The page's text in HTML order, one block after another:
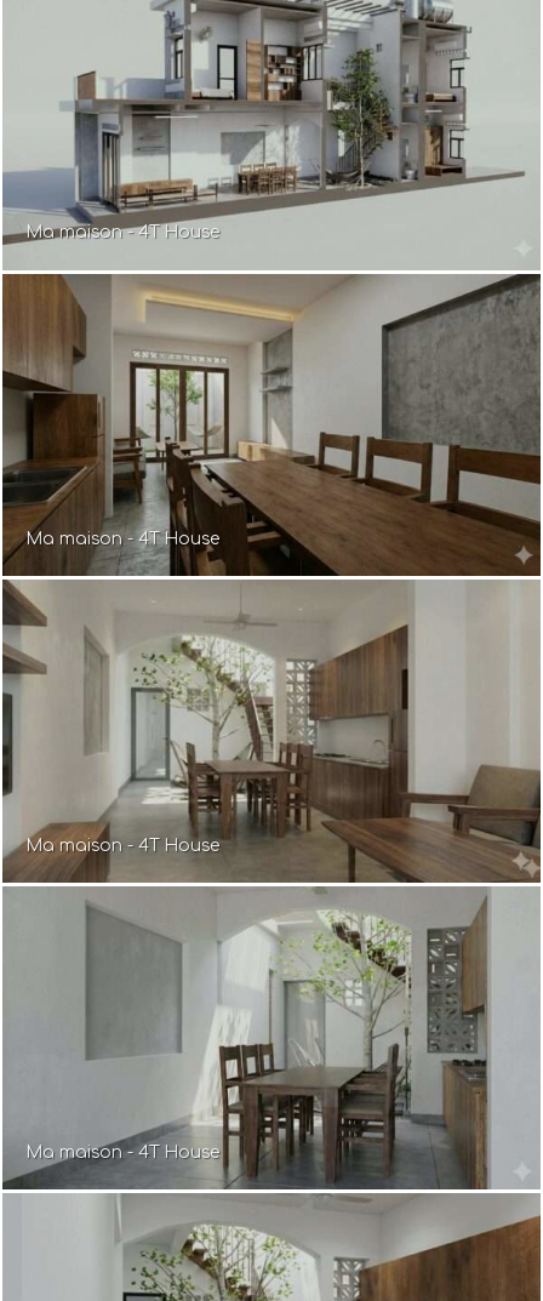
Ma maison - 4T House
Ma maison - 4T House
Ma maison - 4T House
Ma maison - 4T House